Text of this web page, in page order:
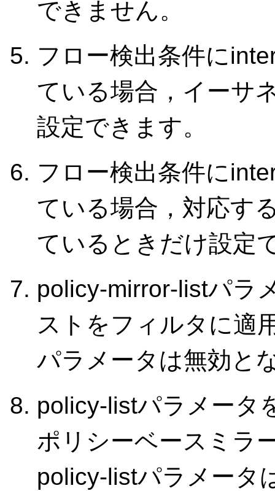
できません。
フロー検出条件に
ている場合，イーサ
設定できます。
フロー検出条件に
ている場合，対応す
ているときだけ設定
policy-mirror-listパラ
ストをフィルタに適
パラメータは無効と
policy-listパラメータ
ポリシーベースミラ
policy-listパラメータ